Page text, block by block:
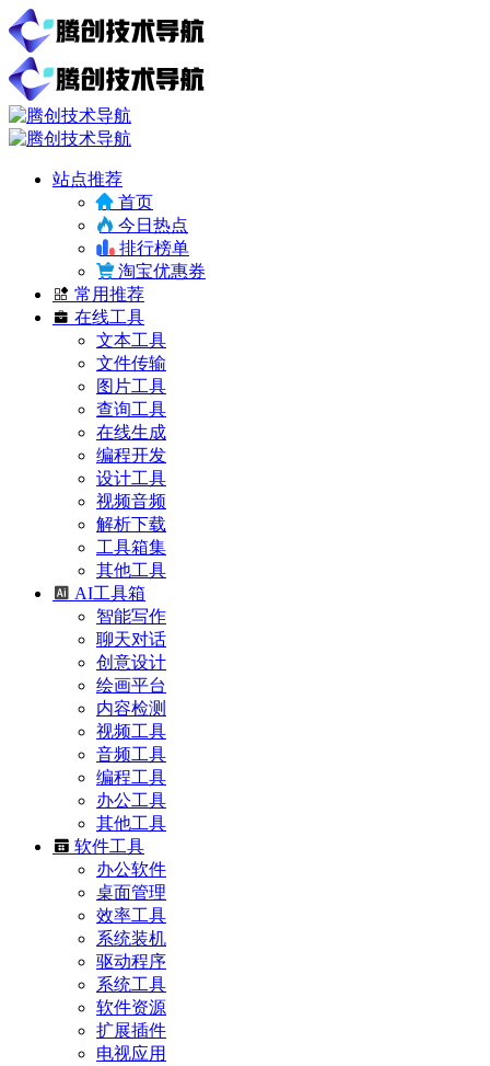
站点推荐
首页
今日热点
排行榜单
淘宝优惠券
常用推荐
在线工具
文本工具
文件传输
图片工具
查询工具
在线生成
编程开发
设计工具
视频音频
解析下载
工具箱集
其他工具
AI工具箱
智能写作
聊天对话
创意设计
绘画平台
内容检测
视频工具
音频工具
编程工具
办公工具
其他工具
软件工具
办公软件
桌面管理
效率工具
系统装机
驱动程序
系统工具
软件资源
扩展插件
电视应用